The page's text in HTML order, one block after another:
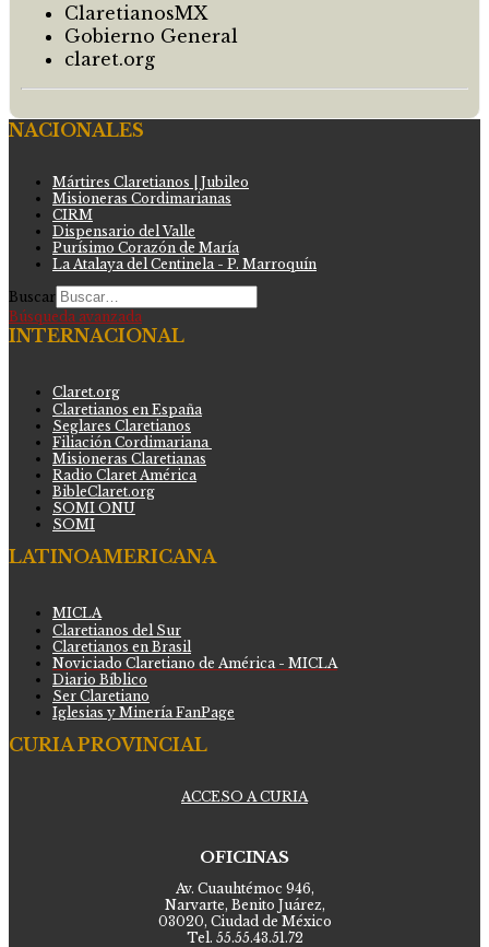
ClaretianosMX
Gobierno General
claret.org
NACIONALES
Mártires Claretianos | Jubileo
Misioneras Cordimarianas
CIRM
Dispensario del Valle
Purísimo Corazón de María
La Atalaya del Centinela - P. Marroquín
Buscar
Búsqueda avanzada
INTERNACIONAL
Claret.org
Claretianos en España
Seglares Claretianos
Filiación Cordimariana
Misioneras Claretianas
Radio Claret América
BibleClaret.org
SOMI ONU
SOMI
LATINOAMERICANA
MICLA
Claretianos del Sur
Claretianos en Brasil
Noviciado Claretiano de América - MICLA
Diario Bíblico
Ser Claretiano
Iglesias y Minería FanPage
CURIA PROVINCIAL
ACCESO A CURIA
OFICINAS
Av. Cuauhtémoc 946,
Narvarte, Benito Juárez,
03020, Ciudad de México
Tel. 55.55.43.51.72